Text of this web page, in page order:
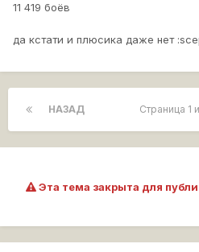
11 419 боёв
да кстати и плюсика даже нет
НАЗАД Страница 1
Эта тема закрыта для